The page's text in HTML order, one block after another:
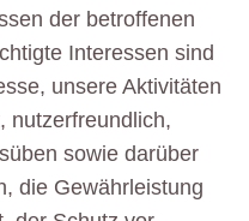
der betroffenen
Interessen sind
unsere Aktivitäten
nutzerfreundlich,
sowie darüber
die Gewährleistung